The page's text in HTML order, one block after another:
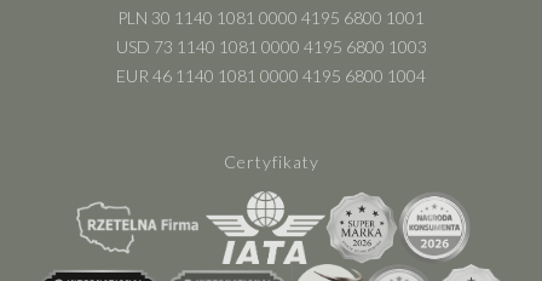
PLN 30 1140 1081 0000 4195 6800 1001
USD 73 1140 1081 0000 4195 6800 1003
EUR 46 1140 1081 0000 4195 6800 1004
Certyfikaty